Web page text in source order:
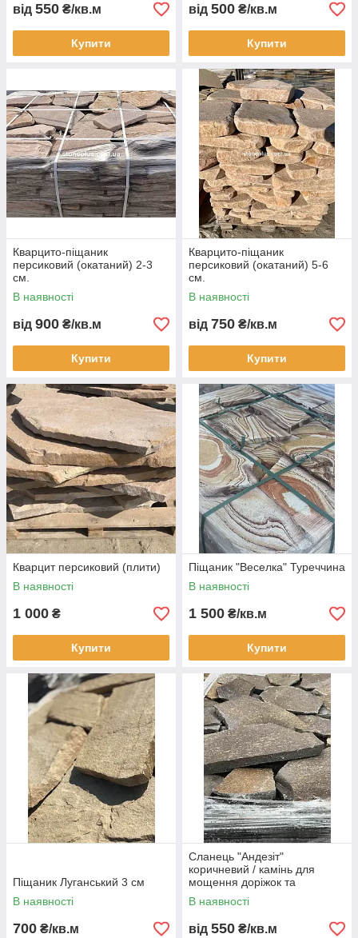
від 550 ₴/кв.м
Купити
від 500 ₴/кв.м
Купити
Кварцито-піщаник
персиковий (окатаний) 2-3
см.
В наявності
від 900 ₴/кв.м
Купити
Кварцито-піщаник
персиковий (окатаний) 5-6
см.
В наявності
від 750 ₴/кв.м
Купити
Кварцит персиковий (плити)
В наявності
1 000 ₴
Купити
Піщаник "Веселка" Туреччина
В наявності
1 500 ₴/кв.м
Купити
Піщаник Луганський 3 см
В наявності
700 ₴/кв.м
Сланець "Андезіт"
коричневий / камінь для
мощення доріжок та
облицювання
В наявності
від 550 ₴/кв.м